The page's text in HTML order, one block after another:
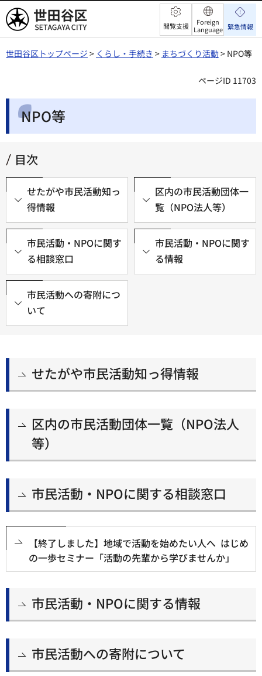
世田谷区 閲覧支援
Foreign
Language 緊急情報
世田谷区トップページ > くらし・手続き > まちづくり活動> NPO等
ページID 11703
NPO等
目次
せたがや市民活動知っ
得情報
区内の市民活動団体一
覧（NPO法人等）
市民活動・NPOに関す
る相談窓口
市民活動・NPOに関す
る情報
市民活動への寄附につ
いて
せたがや市民活動知っ得情報
区内の市民活動団体一覧（NPO法人
等）
市民活動・NPOに関する相談窓口
【終了しました】地域で活動を始めたい人へ はじめ
の一歩セミナー「活動の先輩から学びませんか」
市民活動・NPOに関する情報
市民活動への寄附について